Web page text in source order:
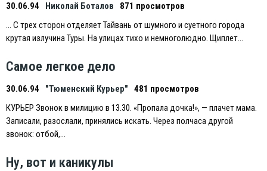
30.06.94 Николай Боталов
871 просмотров
… С трех сторон отделяет Тайвань от шумного и суетного города
крутая излучина Туры. На улицах тихо и немноголюдно. Щиплет…
Самое легкое дело
30.06.94 "Тюменский Курьер"
481 просмотров
КУРЬEР Звонок в милицию в 13.30. «Пропала дочка!», — плачет мама.
Записали, разослали, принялись искать. Через полчаса другой
звонок: отбой,…
Ну, вот и каникулы